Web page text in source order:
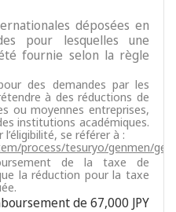
déposées en
pour lesquelles une
fournie selon la règle
des demandes par les
à des réductions de
ou moyennes entreprises,
institutions académiques.
se référer à :
process/tesuryo/genmen/
de la taxe de
la réduction pour la taxe
de 67,000 JPY